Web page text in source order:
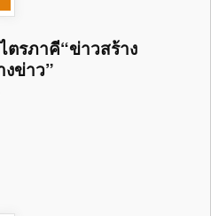
ตรภาคี“ข่าวสร้าง
ข่าว”